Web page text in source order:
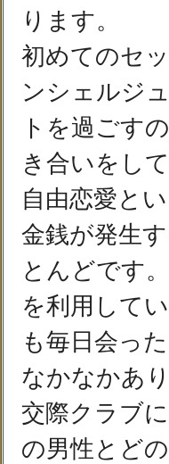
ります。
初めてのセ
ンシェルジ
トを過ごす
き合いをし
自由恋愛と
金銭が発生
とんどです
を利用して
も毎日会っ
なかなかあ
交際クラブ
の男性とど